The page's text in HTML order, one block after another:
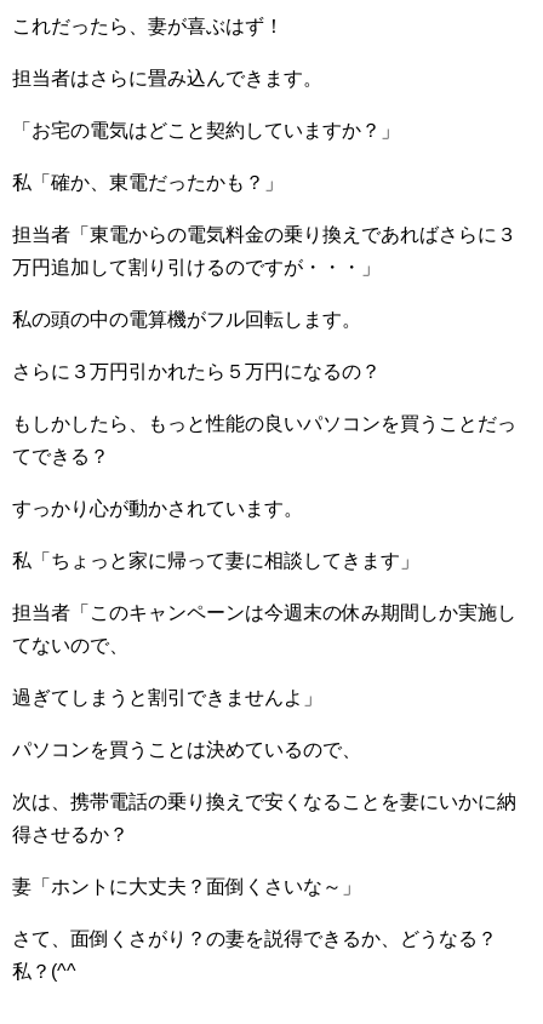
これだったら、妻が喜ぶはず！
担当者はさらに畳み込んできます。
「お宅の電気はどこと契約していますか？」
私「確か、東電だったかも？」
担当者「東電からの電気料金の乗り換えであればさらに３
万円追加して割り引けるのですが・・・」
私の頭の中の電算機がフル回転します。
さらに３万円引かれたら５万円になるの？
もしかしたら、もっと性能の良いパソコンを買うことだっ
てできる？
すっかり心が動かされています。
私「ちょっと家に帰って妻に相談してきます」
担当者「このキャンペーンは今週末の休み期間しか実施し
てないので、
過ぎてしまうと割引できませんよ」
パソコンを買うことは決めているので、
次は、携帯電話の乗り換えで安くなることを妻にいかに納
得させるか？
妻「ホントに大丈夫？面倒くさいな～」
さて、面倒くさがり？の妻を説得できるか、どうなる？
私？(^^ゞ